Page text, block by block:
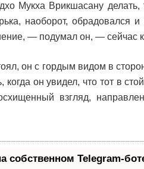
Мукха Врикшасану делать,
наоборот, обрадовался
— подумал он, — сейчас
он с гордым видом в
он увидел, что тот в
взгляд,
собственном Telegram-